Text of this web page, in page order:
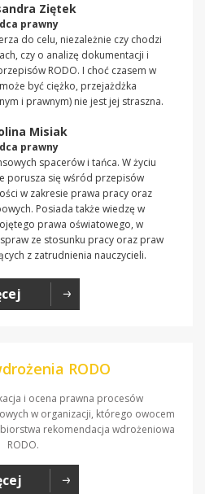
Ziętek
prawny
do celu, niezależnie czy chodzi
czy o analizę dokumentacji i
RODO. I choć czasem w
być ciężko, przejażdżka
i prawnym) nie jest jej straszna.
Misiak
prawny
spacerów i tańca. W życiu
porusza się wśród przepisów
w zakresie prawa pracy oraz
Posiada także wiedzę w
prawa oświatowego, w
ze stosunku pracy oraz praw
z zatrudnienia nauczycieli.
RODO
i ocena prawna procesów
w organizacji, którego owocem
rekomendacja wdrożeniowa
RODO.